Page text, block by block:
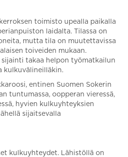
toimisto upealla paikalla
laidalta. Tilassa on
mutta tila on muutettavissa
toiveiden mukaan.
takaa helpon työmatkailun
kulkuvälineilläkin.
entinen Suomen Sokerin
tuntumassa, oopperan vieressä,
hyvien kulkuyhteyksien
sijaitsevalla
kulkuyhteydet. Lähistöllä on